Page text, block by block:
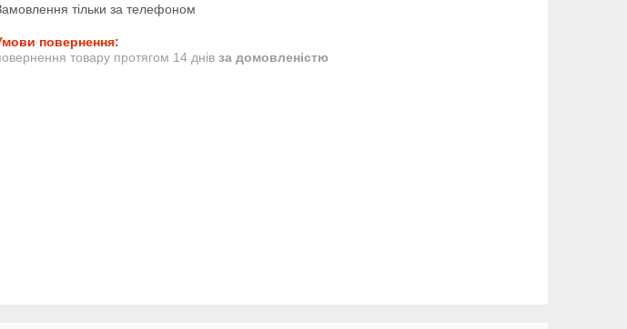
тільки за телефоном
товару протягом 14 днів за домовленістю